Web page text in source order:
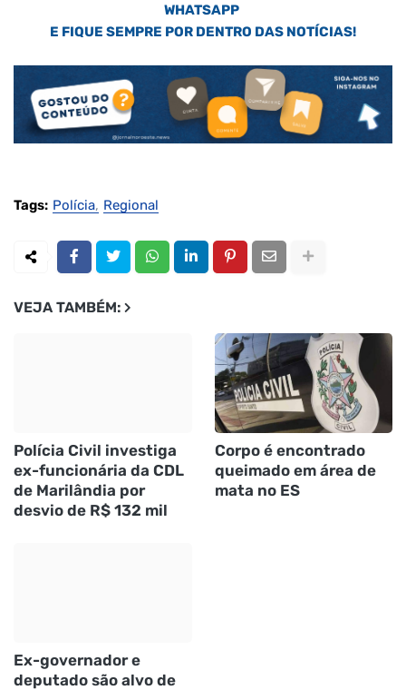
WHATSAPP
E FIQUE SEMPRE POR DENTRO DAS NOTÍCIAS!
Tags: Polícia Regional
VEJA TAMBÉM:
Polícia Civil investiga
ex-funcionária da CDL
de Marilândia por
desvio de R$ 132 mil
Corpo é encontrado
queimado em área de
mata no ES
Ex-governador e
deputado são alvo de